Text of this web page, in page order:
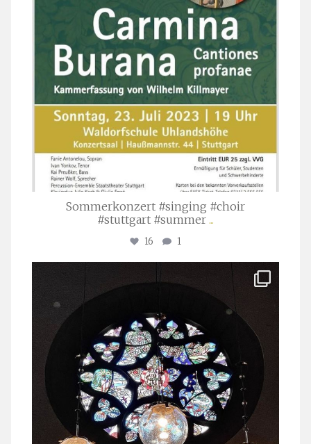
Sommerkonzert #singing #choir
#stuttgart #summer ...
16 1
Apr. 1